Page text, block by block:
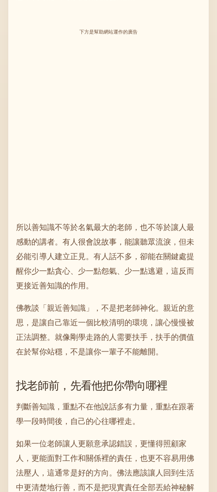
下方是幫助網站運作的廣告
所以善知識不等於名氣最大的老師，也不等於讓人最
感動的講者。有人很會說故事，能讓聽眾流淚，但未
必能引導人建立正見。有人話不多，卻能在關鍵處提
醒你少一點貪心、少一點怨氣、少一點逃避，這反而
更接近善知識的作用。
佛教談「親近善知識」，不是把老師神化。親近的意
思，是讓自己靠近一個比較清明的環境，讓心慢慢被
正法調整。就像剛學走路的人需要扶手，扶手的價值
在於幫你站穩，不是讓你一輩子不能離開。
找老師前，先看他把你帶向哪裡
判斷善知識，重點不在他說話多有力量，重點在跟著
學一段時間後，自己的心往哪裡走。
如果一位老師讓人更願意承認錯誤，更懂得照顧家
人，更能面對工作和關係裡的責任，也更不容易用佛
法壓人，這通常是好的方向。佛法應該讓人回到生活
中更清楚地行善，而不是把現實責任全部丟給神秘解